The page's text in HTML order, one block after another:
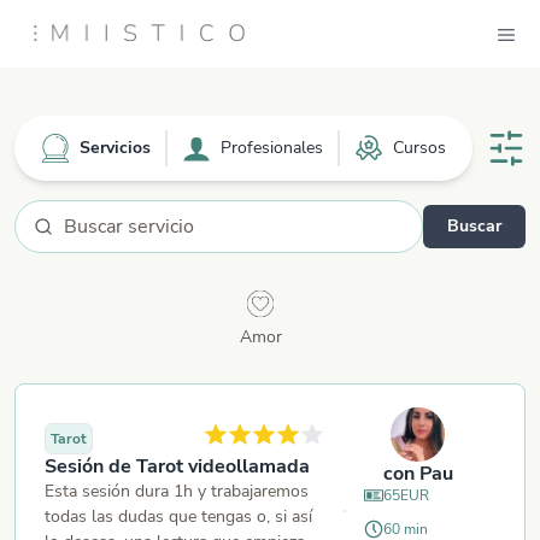
Servicios Profesionales Cursos
Buscar
Amor
Tarot
Sesión de Tarot videollamada
Esta sesión dura 1h y trabajaremos
todas las dudas que tengas o, si así
con Pau
65EUR
60min